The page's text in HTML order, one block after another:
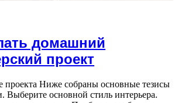
домашний
проект
проекта Ниже собраны основные тезисы
Выберите основной стиль интерьера.